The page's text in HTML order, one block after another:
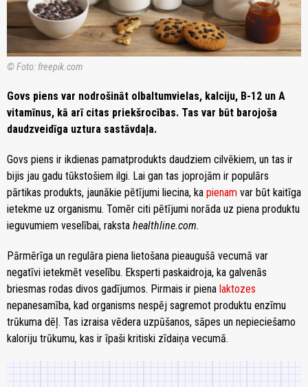
© Foto: freepik.com
Govs piens var nodrošināt olbaltumvielas, kalciju, B-12 un A
vitamīnus, kā arī citas priekšrocības. Tas var būt barojoša
daudzveidīga uztura sastāvdaļa.
Govs piens ir ikdienas pamatprodukts daudziem cilvēkiem, un tas ir
bijis jau gadu tūkstošiem ilgi. Lai gan tas joprojām ir populārs
pārtikas produkts, jaunākie pētījumi liecina, ka pienam var būt kaitīga
ietekme uz organismu. Tomēr citi pētījumi norāda uz piena produktu
ieguvumiem veselībai, raksta healthline.com.
Pārmērīga un regulāra piena lietošana pieaugušā vecumā var
negatīvi ietekmēt veselību. Eksperti paskaidroja, ka galvenās
briesmas rodas divos gadījumos. Pirmais ir piena laktozes
nepanesamība, kad organisms nespēj sagremot produktu enzīmu
trūkuma dēļ. Tas izraisa vēdera uzpūšanos, sāpes un nepieciešamo
kaloriju trūkumu, kas ir īpaši kritiski zīdaiņa vecumā.